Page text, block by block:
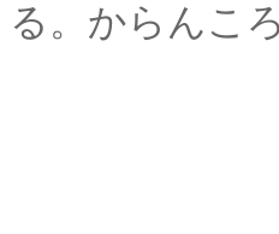
る。からんこ
着替え、